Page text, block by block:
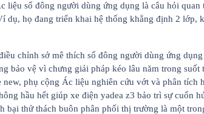
liệu số đông người dùng ứng dụng là câu hỏi quan
dụ, họ đang triển khai hệ thống khẳng định 2 lớp,
chỉnh sở mê thích số đông người dùng ứng
bảo vệ vì chưng giải pháp kéo lâu năm trong
new, phụ cộng Ác liệu nghiên cứu vớt và phân tích
hầu hết giúp xe điện yadea z3 bảo trì sự cuốn
bại thử thách buôn phân phối thị trường là một